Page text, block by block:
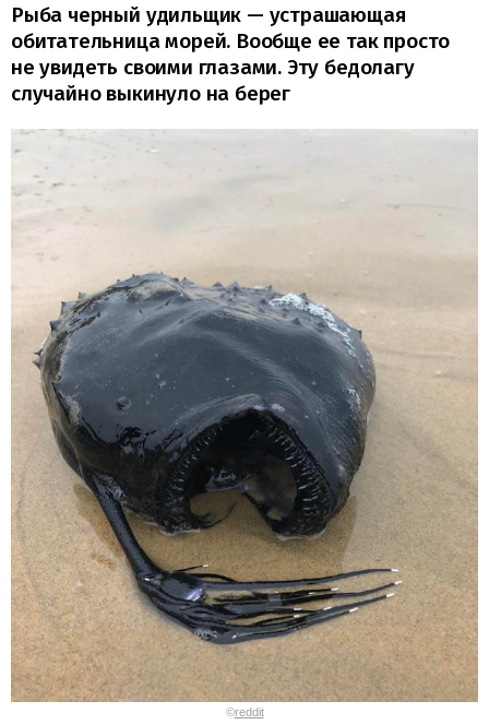
Рыба черный удильщик — устрашающая
обитательница морей. Вообще ее так просто
не увидеть своими глазами. Эту бедолагу
случайно выкинуло на берег
©reddit